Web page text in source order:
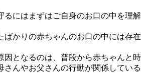
るにはまずはご自身のお口の中を理解
ばかりの赤ちゃんのお口の中には存在
因となるのは、普段から赤ちゃんと時
さんやお父さんの行動が関係している